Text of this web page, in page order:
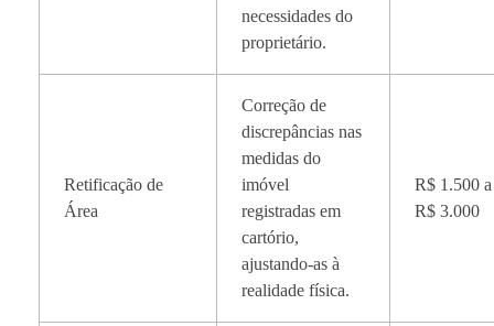
necessidades do
proprietário.
Retificação de
Área
Correção de
discrepâncias nas
medidas do
imóvel
registradas em
cartório,
ajustando-as à
realidade física.
R$ 1.500 a
R$ 3.000